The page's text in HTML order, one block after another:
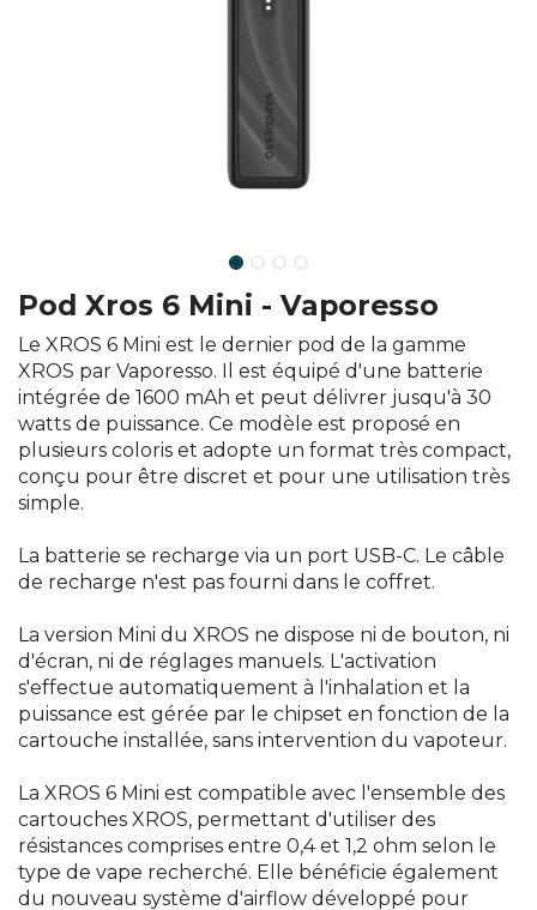
Pod Xros 6 Mini - Vaporesso
Le XROS 6 Mini est le dernier pod de la gamme
XROS par Vaporesso. Il est équipé d'une batterie
intégrée de 1600 mAh et peut délivrer jusqu'à 30
watts de puissance. Ce modèle est proposé en
plusieurs coloris et adopte un format très compact,
conçu pour être discret et pour une utilisation très
simple.
La batterie se recharge via un port USB-C. Le câble
de recharge n'est pas fourni dans le coffret.
La version Mini du XROS ne dispose ni de bouton, ni
d'écran, ni de réglages manuels. L'activation
s'effectue automatiquement à l'inhalation et la
puissance est gérée par le chipset en fonction de la
cartouche installée, sans intervention du vapoteur.
La XROS 6 Mini est compatible avec l'ensemble des
cartouches XROS, permettant d'utiliser des
résistances comprises entre 0,4 et 1,2 ohm selon le
type de vape recherché. Elle bénéficie également
du nouveau système d'airflow développé pour